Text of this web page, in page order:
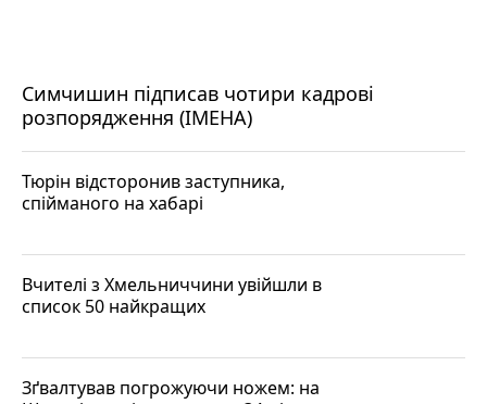
Симчишин підписав чотири кадрові
розпорядження (ІМЕНА)
Тюрін відсторонив заступника,
спійманого на хабарі
Вчителі з Хмельниччини увійшли в
список 50 найкращих
Зґвалтував погрожуючи ножем: на